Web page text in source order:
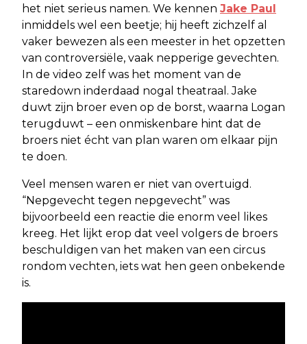
het niet serieus namen. We kennen Jake Paul
inmiddels wel een beetje; hij heeft zichzelf al
vaker bewezen als een meester in het opzetten
van controversiële, vaak nepperige gevechten.
In de video zelf was het moment van de
staredown inderdaad nogal theatraal. Jake
duwt zijn broer even op de borst, waarna Logan
terugduwt – een onmiskenbare hint dat de
broers niet écht van plan waren om elkaar pijn
te doen.
Veel mensen waren er niet van overtuigd.
“Nepgevecht tegen nepgevecht” was
bijvoorbeeld een reactie die enorm veel likes
kreeg. Het lijkt erop dat veel volgers de broers
beschuldigen van het maken van een circus
rondom vechten, iets wat hen geen onbekende
is.